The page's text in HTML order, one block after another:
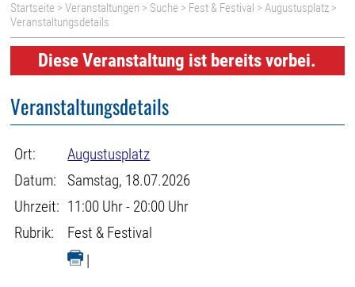
Startseite >Veranstaltungen > Suche > Fest & Festival >Augustusplatz >
Veranstaltungsdetails
Diese Veranstaltung ist bereits vorbei.
Veranstaltungsdetails
Ort:
Augustusplatz
Datum:
Samstag, 18.07.2026
Uhrzeit: 11:00 Uhr - 20:00 Uhr
Rubrik:
Fest & Festival
|